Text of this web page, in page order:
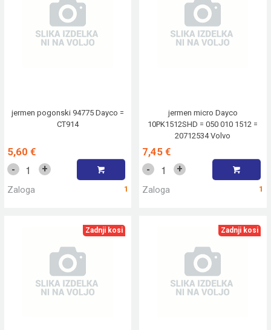
jermen pogonski 94775 Dayco =
CT914
5,60 €
- +
Zaloga 1
jermen micro Dayco
10PK1512SHD = 050 010 1512 =
20712534 Volvo
7,45 €
- +
Zaloga 1
Zadnji kosi Zadnji kosi